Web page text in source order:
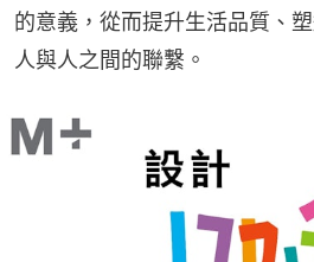
的意義，從而提升生活品質、
人與人之間的聯繫。